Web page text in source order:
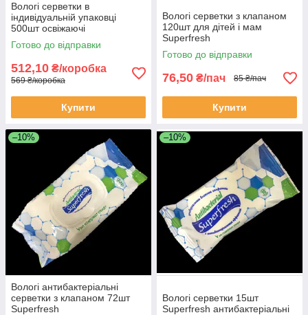
Вологі серветки в
індивідуальній упаковці
500шт освіжаючі
Готово до відправки
512,10 ₴/коробка
569 ₴/коробка
Купити
Вологі серветки з клапаном
120шт для дітей і мам
Superfresh
Готово до відправки
76,50 ₴/пач 85 ₴/пач
Купити
–10%
Вологі антибактеріальні
серветки з клапаном 72шт
Superfresh
–10%
Вологі серветки 15шт
Superfresh антибактеріальні